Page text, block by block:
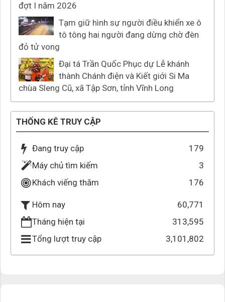
đợt I năm 2026
Tạm giữ hình sự người điều khiển xe ô
tô tông hai người đang dừng chờ đèn
đỏ tử vong
Đại tá Trần Quốc Phục dự Lễ khánh
thành Chánh điện và Kiết giới Si Ma
chùa Sleng Cũ, xã Tập Sơn, tỉnh Vĩnh Long
THỐNG KÊ TRUY CẬP
Đang truy cập
179
Máy chủ tìm kiếm
3
Khách viếng thăm
176
Hôm nay
60,771
Tháng hiện tại
313,595
Tổng lượt truy cập
3,101,802